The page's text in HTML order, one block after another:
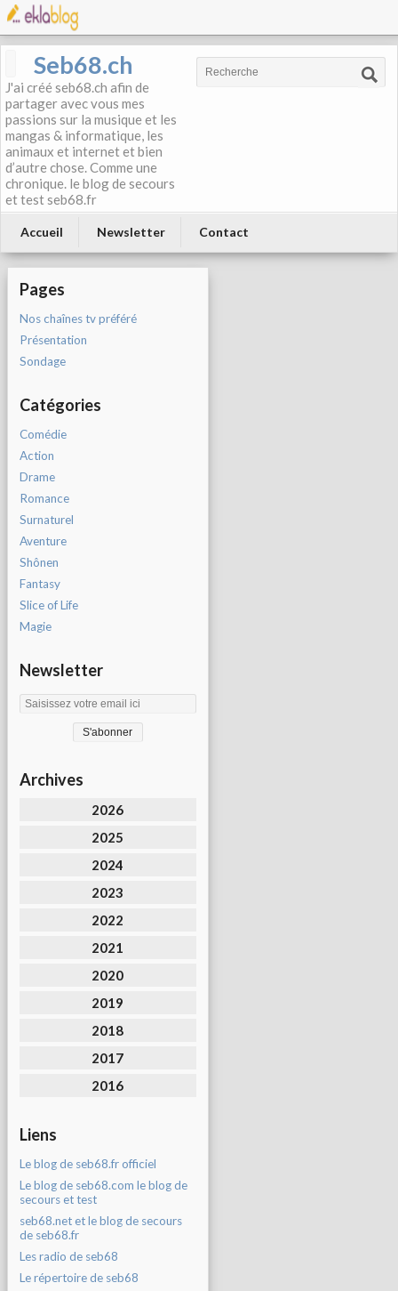
Seb68.ch
J'ai créé seb68.ch afin de
partager avec vous mes
passions sur la musique et les
mangas & informatique, les
animaux et internet et bien
d’autre chose. Comme une
chronique. le blog de secours
et test seb68.fr
Accueil Newsletter Contact
Pages
Nos chaînes tv préféré
Présentation
Sondage
Catégories
Comédie
Action
Drame
Romance
Surnaturel
Aventure
Shônen
Fantasy
Slice of Life
Magie
Newsletter
Archives
2026
2025
2024
2023
2022
2021
2020
2019
2018
2017
2016
Liens
Le blog de seb68.fr officiel
Le blog de seb68.com le blog de
secours et test
seb68.net et le blog de secours
de seb68.fr
Les radio de seb68
Le répertoire de seb68